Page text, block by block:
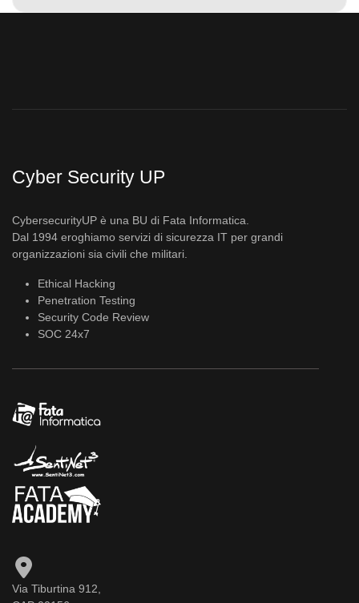
Cyber Security UP
CybersecurityUP è una BU di Fata Informatica.
Dal 1994 eroghiamo servizi di sicurezza IT per grandi
organizzazioni sia civili che militari.
Ethical Hacking
Penetration Testing
Security Code Review
SOC 24x7
Via Tiburtina 912,